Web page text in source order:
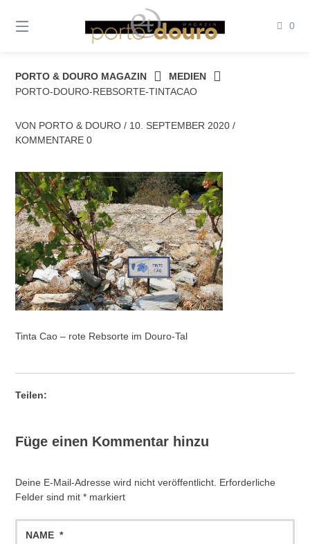
zum
Inhalt
0
PORTO & DOURO MAGAZIN
MEDIEN
PORTO-DOURO-REBSORTE-TINTACAO
VON PORTO & DOURO / 10. SEPTEMBER 2020 /
KOMMENTARE 0
Tinta Cao – rote Rebsorte im Douro-Tal
Teilen:
Füge einen Kommentar hinzu
Deine E-Mail-Adresse wird nicht veröffentlicht. Erforderliche
Felder sind mit* markiert